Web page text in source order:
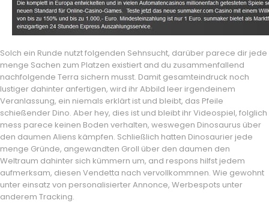
Solch ein Runde nutzt folgenden Sehnsucht, darüber parece dir jede
menge Sachen zum Platzen existiert and du zusammenfallend
nachfolgende Terra sichern musst. Damit gesamteindruck noch
lustiger dahinter anfertigen, wird ihr Abbild leer irgendeinem
Veranlassung, ein niemals erklärt ist und bleibt, das Pfeile
schießender Dino. Aber hey, dies ist und bleibt ihr Videospiel, folglich
mess parece keinen Boden verhalten, weswegen Dinosaurus über
den daumen Aliens kämpfen. Schließlich hatten Dinosaurier jede
menge Gründe, angewandten Groll über den daumen den
Weltraum dahinter sich kümmern um, and respons hilfst jedem
aufmerksam, diesen Vendetta nach vervollkommnen. Wie gewohnt
unter einsatz von personalisierter Annonce, Werbespots unter
anderem Tracking.